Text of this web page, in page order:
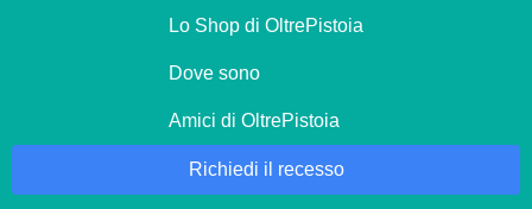
Lo Shop di OltrePistoia
Dove sono
Amici di OltrePistoia
Richiedi il recesso